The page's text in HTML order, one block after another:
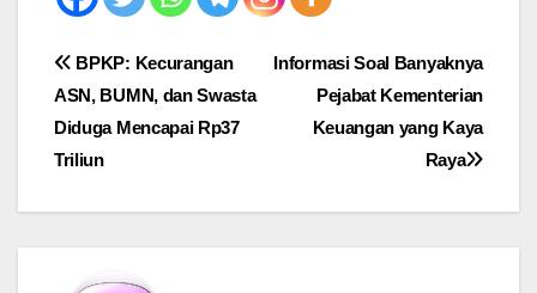
Post
navigation
Informasi Soal Banyaknya
Pejabat Kementerian
Keuangan yang Kaya
Raya
BPKP: Kecurangan
ASN, BUMN, dan Swasta
Diduga Mencapai Rp37
Triliun